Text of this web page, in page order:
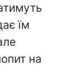
їм
на